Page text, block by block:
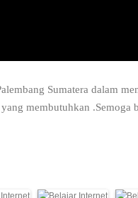
Sumatera dalam
membutuhkan .Semoga